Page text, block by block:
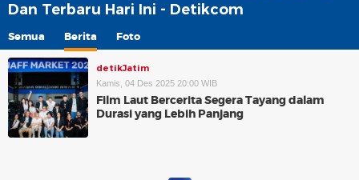
Dan Terbaru Hari Ini - Detikcom
Semua Berita Foto
detikJatim
Kamis, 04 Des 2025 20:00 WIB
Film Laut Bercerita Segera Tayang dalam
Durasi yang Lebih Panjang